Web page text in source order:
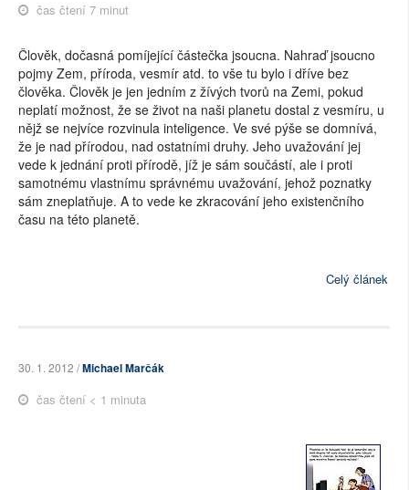
čas čtení 7 minut
Člověk, dočasná pomíjející částečka jsoucna. Nahraď jsoucno
pojmy Zem, příroda, vesmír atd. to vše tu bylo i dříve bez
člověka. Člověk je jen jedním z žívých tvorů na Zemi, pokud
neplatí možnost, že se život na naši planetu dostal z vesmíru, u
nějž se nejvíce rozvinula inteligence. Ve své pýše se domnívá,
že je nad přírodou, nad ostatními druhy. Jeho uvažování jej
vede k jednání proti přírodě, jíž je sám součástí, ale i proti
samotnému vlastnímu správnému uvažování, jehož poznatky
sám zneplatňuje. A to vede ke zkracování jeho existenčního
času na této planetě.
Celý článek
30. 1. 2012 /Michael Marčák
čas čtení < 1 minuta